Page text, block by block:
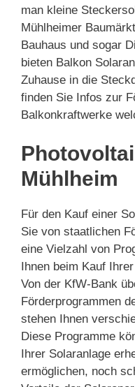
man kleine
Mühlheimer
Bauhaus und sogar
bieten Balkon
Zuhause in die
finden Sie Infos zur
Balkonkraftwerke
Mühlheim
Für den Kauf einer
Sie von staatlichen
eine Vielzahl von
Ihnen beim Kauf
Von der KfW-Bank
Förderprogrammen
stehen Ihnen
Diese Programme
Ihrer Solaranlage
ermöglichen, noch